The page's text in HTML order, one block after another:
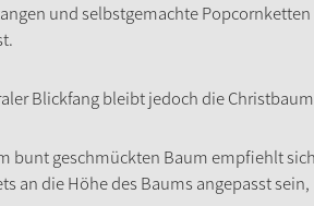
und selbstgemachte
Blickfang bleibt jedoch die
bunt geschmückten Baum empfiehlt
an die Höhe des Baums angepasst